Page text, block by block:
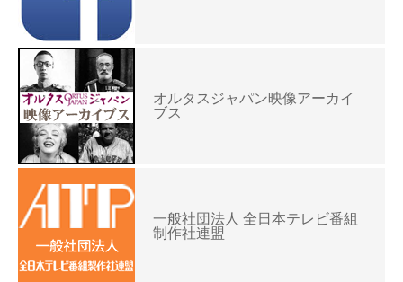
オルタスジャパン映像アーカイ
ブス
一般社団法人 全日本テレビ番組
制作社連盟